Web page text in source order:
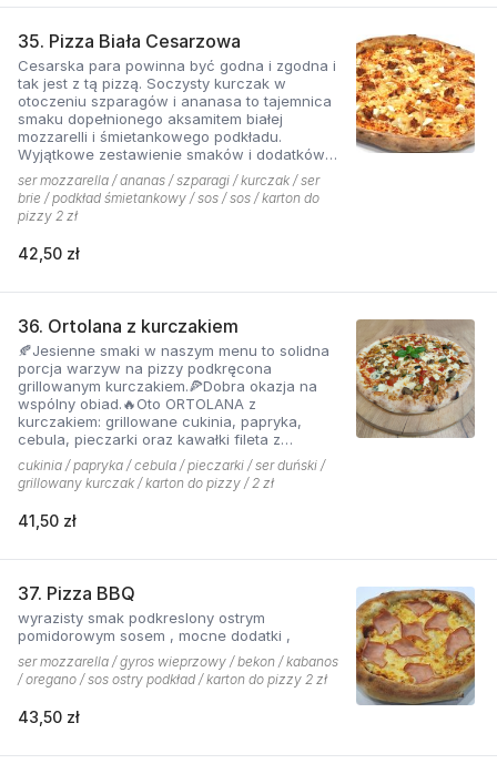
35. Pizza Biała Cesarzowa
Cesarska para powinna być godna i zgodna i
tak jest z tą pizzą. Soczysty kurczak w
otoczeniu szparagów i ananasa to tajemnica
smaku dopełnionego aksamitem białej
mozzarelli i śmietankowego podkładu.
Wyjątkowe zestawienie smaków i dodatków
które tworzą jedną z najchętniej zamawianych
pizzy z menu pizzerii Hyyper
ser mozzarella / ananas / szparagi / kurczak / ser
brie / podkład śmietankowy / sos / sos / karton do
pizzy 2 zł
42,50 zł
36. Ortolana z kurczakiem
🍂Jesienne smaki w naszym menu to solidna
porcja warzyw na pizzy podkręcona
grillowanym kurczakiem.🍕Dobra okazja na
wspólny obiad.🔥Oto ORTOLANA z
kurczakiem: grillowane cukinia, papryka,
cebula, pieczarki oraz kawałki fileta z
dodatkiem sera z niebieską pleśnią.
cukinia / papryka / cebula / pieczarki / ser duński /
grillowany kurczak / karton do pizzy / 2 zł
41,50 zł
37. Pizza BBQ
wyrazisty smak podkreslony ostrym
pomidorowym sosem , mocne dodatki ,
ser mozzarella / gyros wieprzowy / bekon / kabanos
/ oregano / sos ostry podkład / karton do pizzy 2 zł
43,50 zł